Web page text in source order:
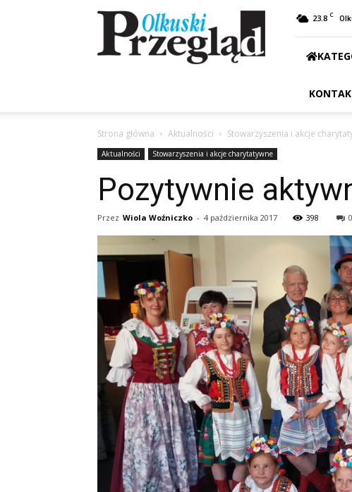
Przegląd
Olkuski
23.8 C
Strona główna Aktualności Stowarzyszenia i akcje
Aktualności Stowarzyszenia i akcje charytatywne
Pozytywnie
Przez Wiola Woźniczko - 4 października 2017 398 0